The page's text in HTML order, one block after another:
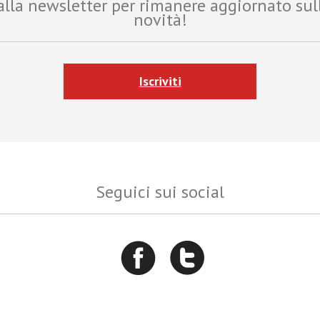
newsletter per rimanere aggiornato
novità!
Iscriviti
Seguici sui social